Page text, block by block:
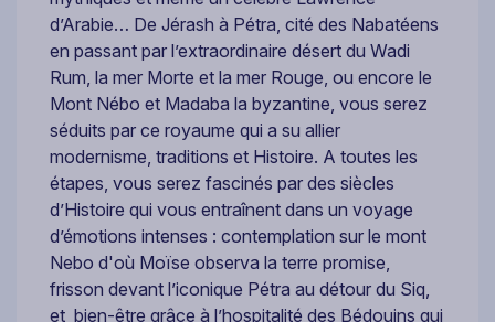
d’Arabie… De Jérash à Pétra, cité des Nabatéens
en passant par l’extraordinaire désert du Wadi
Rum, la mer Morte et la mer Rouge, ou encore le
Mont Nébo et Madaba la byzantine, vous serez
séduits par ce royaume qui a su allier
modernisme, traditions et Histoire. A toutes les
étapes, vous serez fascinés par des siècles
d’Histoire qui vous entraînent dans un voyage
d’émotions intenses : contemplation sur le mont
Nebo d'où Moïse observa la terre promise,
frisson devant l’iconique Pétra au détour du Siq,
et bien-être grâce à l’hospitalité des Bédouins qui